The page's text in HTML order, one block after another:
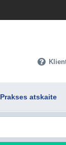
Prakses atskaite